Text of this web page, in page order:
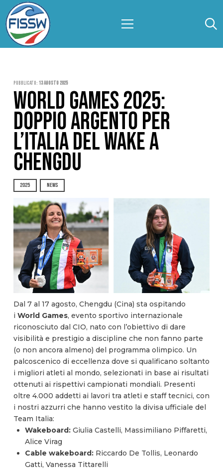
Pubblicato: 13 Agosto 2025
WORLD GAMES 2025:
DOPPIO ARGENTO PER
L’ITALIA DEL WAKE A
CHENGDU
2025 NEWS
Dal 7 al 17 agosto, Chengdu (Cina) sta ospitando
i World Games, evento sportivo internazionale
riconosciuto dal CIO, nato con l’obiettivo di dare
visibilità e prestigio a discipline che non fanno parte
(o non ancora almeno) del programma olimpico. Un
palcoscenico di eccellenza dove si qualificano soltanto
i migliori atleti al mondo, selezionati in base ai risultati
ottenuti ai rispettivi campionati mondiali. Presenti
oltre 4.000 addetti ai lavori tra atleti e staff tecnici, con
i nostri azzurri che hanno vestito la divisa ufficiale del
Team Italia:
Wakeboard: Giulia Castelli, Massimiliano Piffaretti,
Alice Virag
Cable wakeboard: Riccardo De Tollis, Leonardo
Gatti, Vanessa Tittarelli